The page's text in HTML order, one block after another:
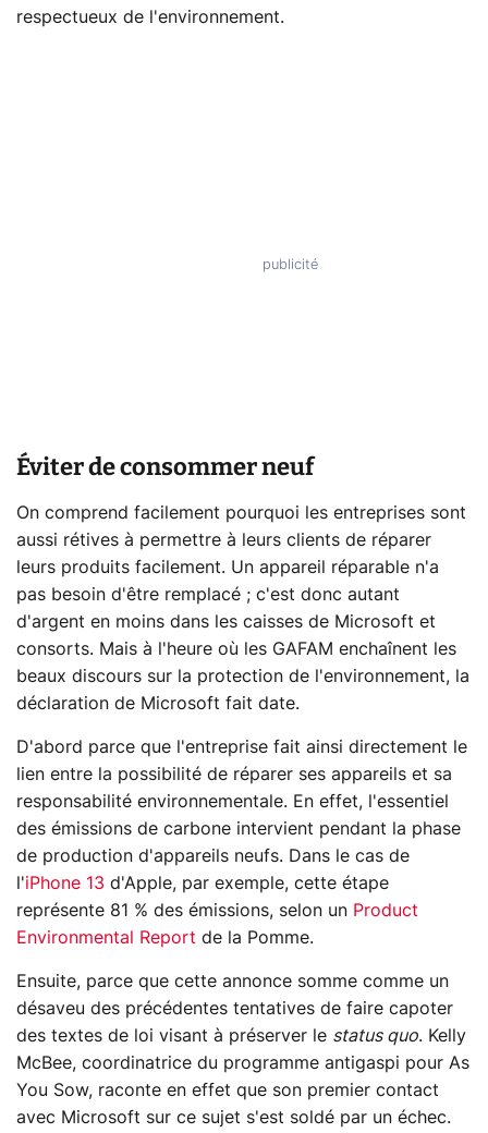
respectueux de l'environnement.
Éviter de consommer neuf
On comprend facilement pourquoi les entreprises sont
aussi rétives à permettre à leurs clients de réparer
leurs produits facilement. Un appareil réparable n'a
pas besoin d'être remplacé ; c'est donc autant
d'argent en moins dans les caisses de Microsoft et
consorts. Mais à l'heure où les GAFAM enchaînent les
beaux discours sur la protection de l'environnement, la
déclaration de Microsoft fait date.
D'abord parce que l'entreprise fait ainsi directement le
lien entre la possibilité de réparer ses appareils et sa
responsabilité environnementale. En effet, l'essentiel
des émissions de carbone intervient pendant la phase
de production d'appareils neufs. Dans le cas de
l'iPhone 13 d'Apple, par exemple, cette étape
représente 81 % des émissions, selon un Product
Environmental Report de la Pomme.
Ensuite, parce que cette annonce somme comme un
désaveu des précédentes tentatives de faire capoter
des textes de loi visant à préserver le status quo. Kelly
McBee, coordinatrice du programme antigaspi pour As
You Sow, raconte en effet que son premier contact
avec Microsoft sur ce sujet s'est soldé par un échec.